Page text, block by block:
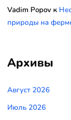
Vadim Popov к
природы на
Архивы
Август 2026
Июль 2026